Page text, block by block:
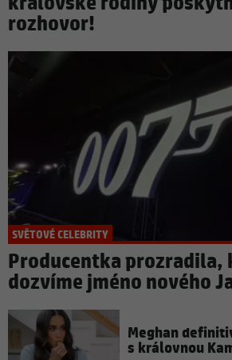
rozhovor!
SVĚTOVÉ CELEBRITY
Producentka prozradila,
dozvíme jméno nového
Meghan
s královnou